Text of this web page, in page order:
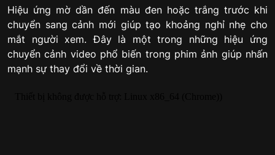
Hiệu ứng mờ dần đến màu đen hoặc trắng trước khi
chuyển sang cảnh mới giúp tạo khoảng nghỉ nhẹ cho
mắt người xem. Đây là một trong những hiệu ứng
chuyển cảnh video phổ biến trong phim ảnh giúp nhấn
mạnh sự thay đổi về thời gian.